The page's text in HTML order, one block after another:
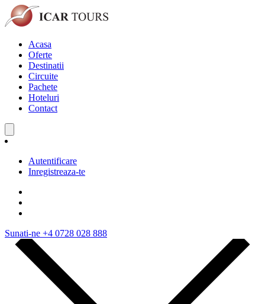
Acasa
Oferte
Destinatii
Circuite
Pachete
Hoteluri
Contact
Autentificare
Inregistreaza-te
Sunati-ne +4 0728 028 888